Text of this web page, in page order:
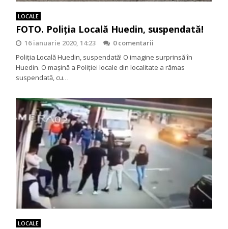
LOCALE
FOTO. Poliţia Locală Huedin, suspendată!
16 ianuarie 2020, 14:23
0 comentarii
Poliţia Locală Huedin, suspendată! O imagine surprinsă în
Huedin. O maşină a Poliţiei locale din localitate a rămas
suspendată, cu…
LOCALE